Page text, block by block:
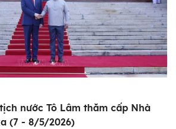
nước Tô Lâm thăm cấp Nhà
(7 - 8/5/2026)